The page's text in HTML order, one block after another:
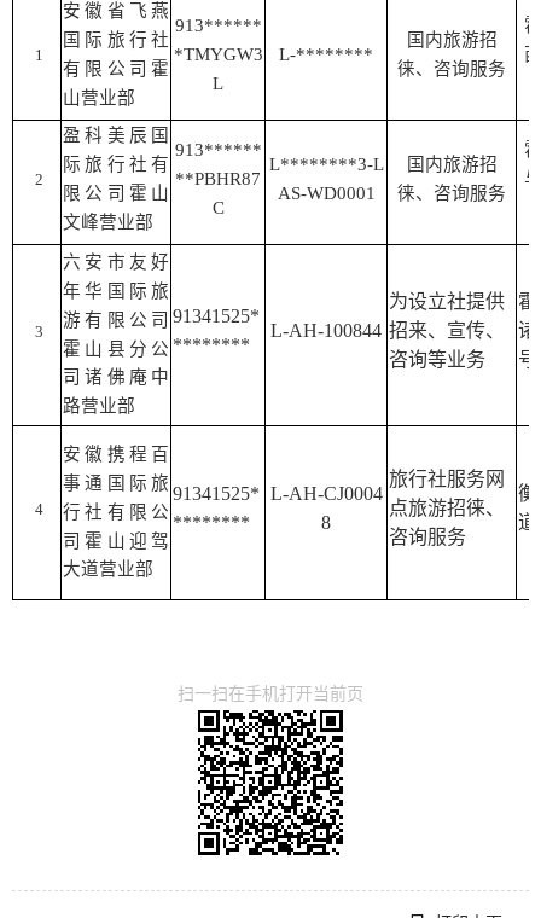
1
安徽省飞燕
国际旅行社
有限公司霍
山营业部
913******
*TMYGW3
L
L-********
国内旅游招
徕、咨询服务
2
盈科美辰国
际旅行社有
限公司霍山
文峰营业部
913******
**PBHR87
C
L********3-L
AS-WD0001
国内旅游招
徕、咨询服务
3
六安市友好
年华国际旅
游有限公司
霍山县分公
司诸佛庵中
路营业部
91341525*
********
L-AH-100844
为设立社提供
招来、宣传、
咨询等业务
诸
号
4
安徽携程百
事通国际旅
行社有限公
司霍山迎驾
大道营业部
91341525*
********
L-AH-CJ0004
8
旅行社服务网
点旅游招徕、
咨询服务
衡
道
扫一扫在手机打开当前页